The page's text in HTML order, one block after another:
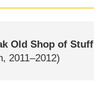
Old Shop of Stuff
2011–2012)